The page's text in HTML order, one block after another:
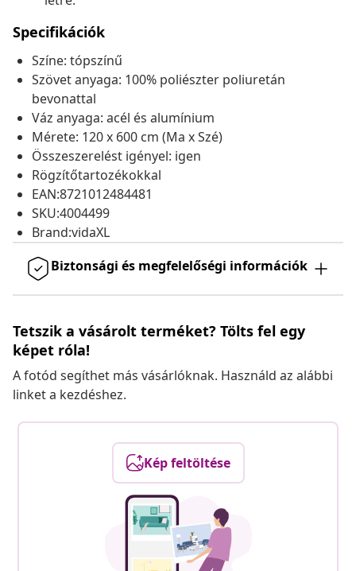
Specifikációk
Színe: tópszínű
Szövet anyaga: 100% poliészter poliuretán
bevonattal
Váz anyaga: acél és alumínium
Mérete: 120 x 600 cm (Ma x Szé)
Összeszerelést igényel: igen
Rögzítőtartozékokkal
EAN:8721012484481
SKU:4004499
Brand:vidaXL
Biztonsági és megfelelőségi információk
Tetszik a vásárolt terméket? Tölts fel egy
képet róla!
A fotód segíthet más vásárlóknak. Használd az alábbi
linket a kezdéshez.
Kép feltöltése